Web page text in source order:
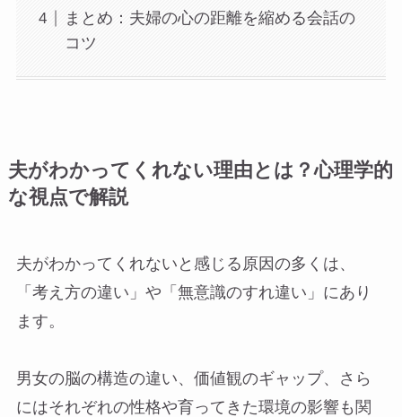
まとめ：夫婦の心の距離を縮める会話の
コツ
夫がわかってくれない理由とは？心理学的
な視点で解説
夫がわかってくれないと感じる原因の多くは、
「考え方の違い」や「無意識のすれ違い」にあり
ます。
男女の脳の構造の違い、価値観のギャップ、さら
にはそれぞれの性格や育ってきた環境の影響も関